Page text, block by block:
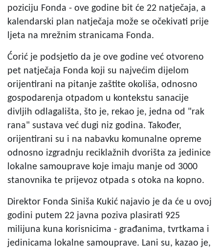
poziciju Fonda - ove godine bit će 22 natječaja, a
kalendarski plan natječaja može se očekivati prije
ljeta na mrežnim stranicama Fonda.
Ćorić je podsjetio da je ove godine već otvoreno
pet natječaja Fonda koji su najvećim dijelom
orijentirani na pitanje zaštite okoliša, odnosno
gospodarenja otpadom u kontekstu sanacije
divljih odlagališta, što je, rekao je, jedna od "rak
rana" sustava već dugi niz godina. Također,
orijentirani su i na nabavku komunalne opreme
odnosno izgradnju reciklažnih dvorišta za jedinice
lokalne samouprave koje imaju manje od 3000
stanovnika te prijevoz otpada s otoka na kopno.
Direktor Fonda Siniša Kukić najavio je da će u ovoj
godini putem 22 javna poziva plasirati 925
milijuna kuna korisnicima - građanima, tvrtkama i
jedinicama lokalne samouprave. Lani su, kazao je,